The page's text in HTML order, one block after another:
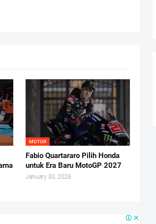
MOTOR
Fabio Quartararo Pilih Honda
untuk Era Baru MotoGP 2027
January 30, 2026